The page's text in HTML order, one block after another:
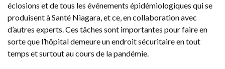
éclosions et de tous les événements épidémiologiques qui se
produisent à Santé Niagara, et ce, en collaboration avec
d’autres experts. Ces tâches sont importantes pour faire en
sorte que l’hôpital demeure un endroit sécuritaire en tout
temps et surtout au cours de la pandémie.